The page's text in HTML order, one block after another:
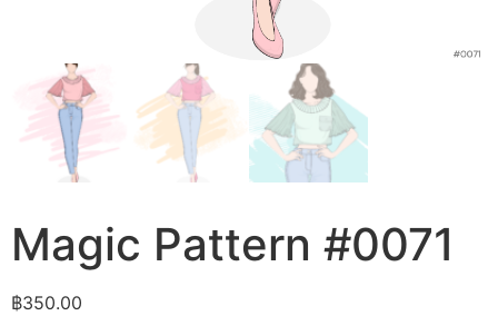
Magic Pattern #0071
฿350.00